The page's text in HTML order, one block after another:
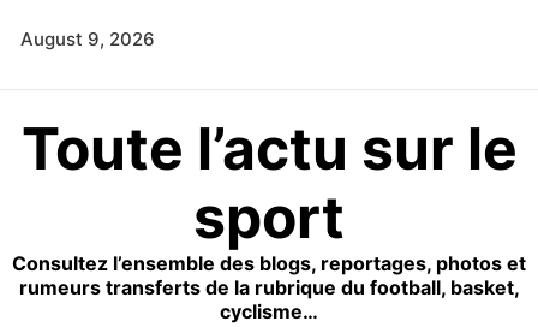
August 9, 2026
Toute l’actu sur le
sport
Consultez l’ensemble des blogs, reportages, photos et
rumeurs transferts de la rubrique du football, basket,
cyclisme…